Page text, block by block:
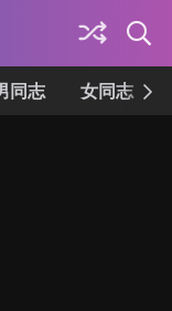
同志 女同志